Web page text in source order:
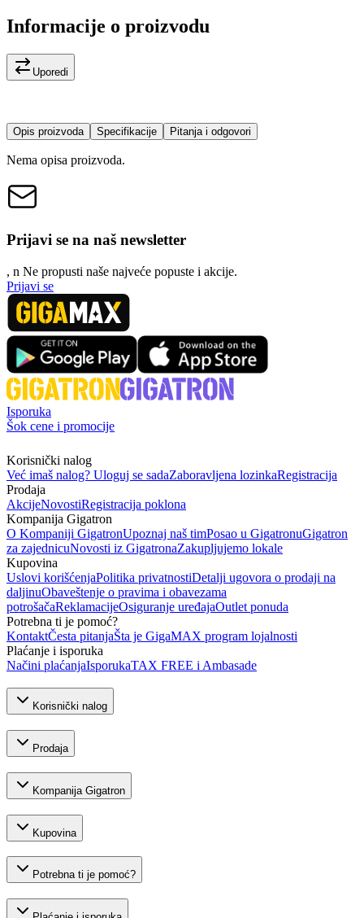
Informacije o proizvodu
Uporedi
Opis proizvoda Specifikacije Pitanja i odgovori
Nema opisa proizvoda.
Prijavi se na naš newsletter
, n Ne propusti naše najveće popuste i akcije.
Prijavi se
Isporuka
Šok cene i promocije
Korisnički nalog
Već imaš nalog? Uloguj se sadaZaboravljena lozinkaRegistracija
Prodaja
AkcijeNovostiRegistracija poklona
Kompanija Gigatron
O Kompaniji GigatronUpoznaj naš timPosao u GigatronuGigatron
za zajednicuNovosti iz GigatronaZakupljujemo lokale
Kupovina
Uslovi korišćenjaPolitika privatnostiDetalji ugovora o prodaji na
daljinuObaveštenje o pravima i obavezama
potrošačaReklamacijeOsiguranje uređajaOutlet ponuda
Potrebna ti je pomoć?
KontaktČesta pitanjaŠta je GigaMAX program lojalnosti
Plaćanje i isporuka
Načini plaćanjaIsporukaTAX FREE i Ambasade
Korisnički nalog
Prodaja
Kompanija Gigatron
Kupovina
Potrebna ti je pomoć?